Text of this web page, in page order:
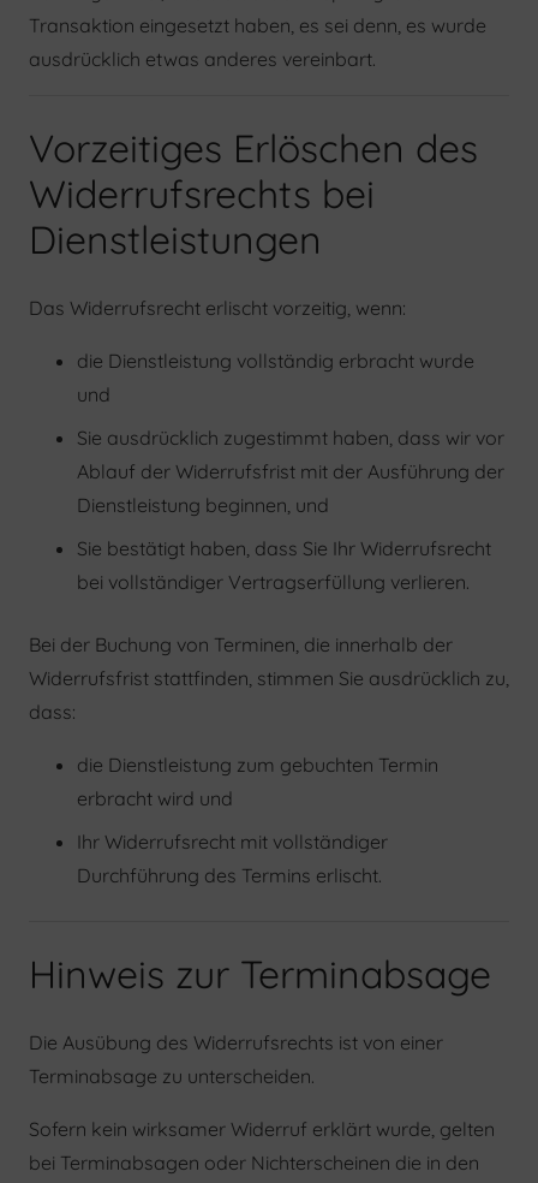
Transaktion eingesetzt haben, es sei denn, es wurde
ausdrücklich etwas anderes vereinbart.
Vorzeitiges Erlöschen des
Widerrufsrechts bei
Dienstleistungen
Das Widerrufsrecht erlischt vorzeitig, wenn:
die Dienstleistung vollständig erbracht wurde
und
Sie ausdrücklich zugestimmt haben, dass wir vor
Ablauf der Widerrufsfrist mit der Ausführung der
Dienstleistung beginnen, und
Sie bestätigt haben, dass Sie Ihr Widerrufsrecht
bei vollständiger Vertragserfüllung verlieren.
Bei der Buchung von Terminen, die innerhalb der
Widerrufsfrist stattfinden, stimmen Sie ausdrücklich zu,
dass:
die Dienstleistung zum gebuchten Termin
erbracht wird und
Ihr Widerrufsrecht mit vollständiger
Durchführung des Termins erlischt.
Hinweis zur Terminabsage
Die Ausübung des Widerrufsrechts ist von einer
Terminabsage zu unterscheiden.
Sofern kein wirksamer Widerruf erklärt wurde, gelten
bei Terminabsagen oder Nichterscheinen die in den